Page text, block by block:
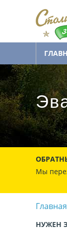
Мы
Главная
НУЖЕН